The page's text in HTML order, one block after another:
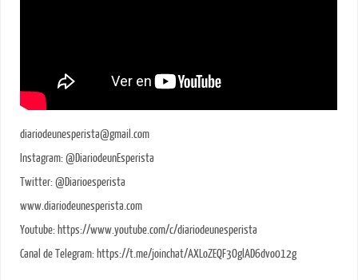
diariodeunesperista@gmail.com
Instagram: @DiariodeunEsperista
Twitter: @Diarioesperista
www.diariodeunesperista.com
Youtube: https://www.youtube.com/c/diariodeunesperista
Canal de Telegram: https://t.me/joinchat/AXLoZEQF3OglAD6dvo012g